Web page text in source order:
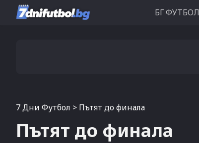
БГ ФУТБОЛ
7 Дни Футбол > Пътят до финала
Пътят до финала